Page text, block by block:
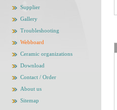
Supplier
Gallery
Troubleshooting
Webboard
Ceramic organizations
Download
Contact / Order
About us
Sitemap